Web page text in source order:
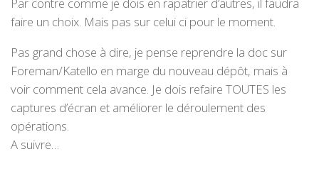
Par contre comme je dois en rapatrier d’autres, il faudra
faire un choix. Mais pas sur celui ci pour le moment.
Pas grand chose à dire, je pense reprendre la doc sur
Foreman/Katello en marge du nouveau dépôt, mais à
voir comment cela avance. Je dois refaire TOUTES les
captures d’écran et améliorer le déroulement des
opérations.
A suivre…